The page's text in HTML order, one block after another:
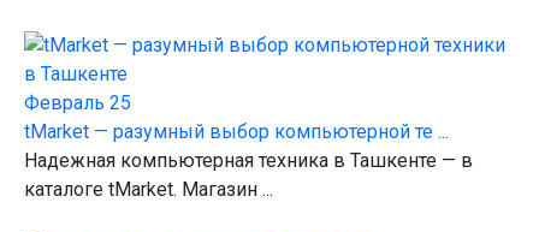
Февраль 25
tMarket — разумный выбор компьютерной те ...
Надежная компьютерная техника в Ташкенте — в
каталоге tMarket. Магазин ...